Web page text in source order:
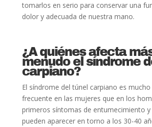
tomarlos en serio para conservar una
dolor y adecuada de nuestra mano.
¿A quiénes afecta
menudo el síndrome
carpiano?
El síndrome del túnel carpiano es
frecuente en las mujeres que en los
primeros síntomas de entumecimiento
pueden aparecer en torno a los 30-40